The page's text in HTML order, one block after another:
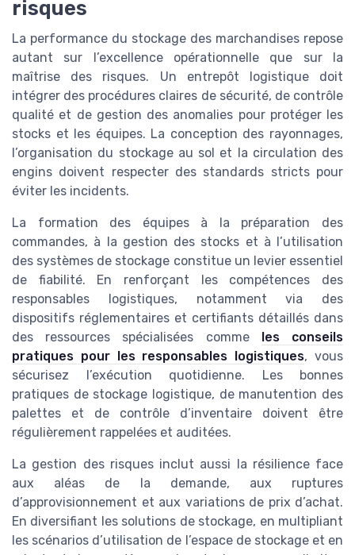
risques
La performance du stockage des marchandises repose
autant sur l’excellence opérationnelle que sur la
maîtrise des risques. Un entrepôt logistique doit
intégrer des procédures claires de sécurité, de contrôle
qualité et de gestion des anomalies pour protéger les
stocks et les équipes. La conception des rayonnages,
l’organisation du stockage au sol et la circulation des
engins doivent respecter des standards stricts pour
éviter les incidents.
La formation des équipes à la préparation des
commandes, à la gestion des stocks et à l’utilisation
des systèmes de stockage constitue un levier essentiel
de fiabilité. En renforçant les compétences des
responsables logistiques, notamment via des
dispositifs réglementaires et certifiants détaillés dans
des ressources spécialisées comme
les conseils
pratiques pour les responsables logistiques, vous
sécurisez l’exécution quotidienne. Les bonnes
pratiques de stockage logistique, de manutention des
palettes et de contrôle d’inventaire doivent être
régulièrement rappelées et auditées.
La gestion des risques inclut aussi la résilience face
aux aléas de la demande, aux ruptures
d’approvisionnement et aux variations de prix d’achat.
En diversifiant les solutions de stockage, en multipliant
les scénarios d’utilisation de l’espace de stockage et en